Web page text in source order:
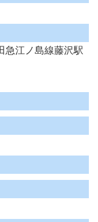
急江ノ島線藤沢駅